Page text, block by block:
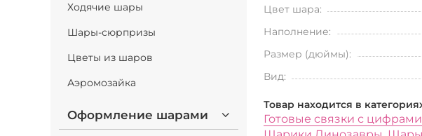
Ходячие шары
Шары-сюрпризы
Цветы из шаров
Аэромозайка
Оформление шарами
Цвет шара:
Наполнение:
Размер (дюймы):
Вид:
Товар находится в
Готовые связки с цифрами